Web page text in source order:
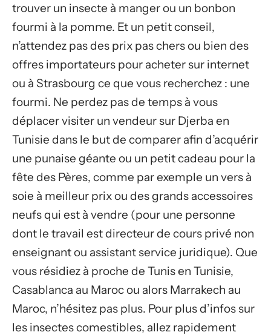
trouver un insecte à manger ou un bonbon
fourmi à la pomme. Et un petit conseil,
n’attendez pas des prix pas chers ou bien des
offres importateurs pour acheter sur internet
ou à Strasbourg ce que vous recherchez : une
fourmi. Ne perdez pas de temps à vous
déplacer visiter un vendeur sur Djerba en
Tunisie dans le but de comparer afin d’acquérir
une punaise géante ou un petit cadeau pour la
fête des Pères, comme par exemple un vers à
soie à meilleur prix ou des grands accessoires
neufs qui est à vendre (pour une personne
dont le travail est directeur de cours privé non
enseignant ou assistant service juridique). Que
vous résidiez à proche de Tunis en Tunisie,
Casablanca au Maroc ou alors Marrakech au
Maroc, n’hésitez pas plus. Pour plus d’infos sur
les insectes comestibles, allez rapidement